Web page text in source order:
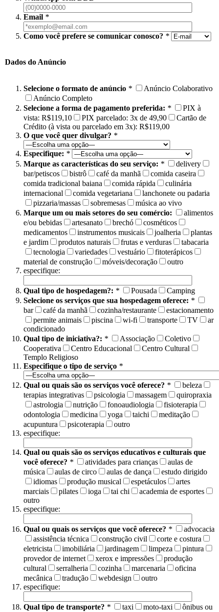
Email *
Como você prefere se comunicar conosco? *
Dados do Anúncio
Selecione o formato de anúncio *
Anúncio Colaborativo
Anúncio Completo
Selecione a forma de pagamento preferida: *
PIX à
vista: R$119,10
PIX parcelado: 3x de 49,90
Cartão de
Crédito (à vista ou parcelado em 3x): R$119,00
O que você quer divulgar? *
Especifique: *
Marque as características do seu serviço: *
delivery
bar/petiscos
bistrô café da manhã
comida caseira
comida tradicional baiana
comida rápida
culinária
internacional
comida vegetariana
lanchonete ou padaria
pizzaria/massas
sobremesas
música ao vivo
Marque um ou mais setores do seu comércio:
alimentos
e/ou bebidas
artesanato brechó
cosméticos
medicamentos
instrumentos musicais joalheria
plantas
e jardim
produtos naturais frutas e verduras
tabacaria
tecnologia
variedades vestuário
fitoterápicos
material de construção
móveis/decoração
outro
especifique:
Qual tipo de hospedagem?: * Pousada
Camping
Selecione os serviços que sua hospedagem oferece: *
bar
café da manhã cozinha/restaurante
estacionamento
permite animais
piscina wi-fi transporte TV
ar
condicionado
Qual tipo de iniciativa?: * Associação
Coletivo
Cooperativa
Centro Educacional
Centro Cultural
Templo Religioso
Especifique o tipo de serviço *
Qual ou quais são os serviços você oferece? *
beleza
terapias integrativas
psicologia massagem
quiropraxia
astrologia
nutrição fonoaudiologia
fisioterapia
odontologia
medicina yoga taichi
meditação
acupuntura
psicoterapia
outro
especifique:
Qual ou quais são os serviços educativos e culturais que
você oferece? * atividades para crianças
aulas de
música
aulas de circo aulas de dança
estudo dirigido
idiomas
produção musical espetáculos
artes
marciais
pilates ioga tai chi
academia de esportes
outro
especifique:
Qual ou quais os serviços que você oferece? *
advocacia
assistência técnica
construção civil
corte e costura
eletricista
imobiliária jardinagem limpeza
pintura
provedor de internet
xerox e impressões
produção
cultural
serralheria cozinha marcenaria
oficina
mecânica
tradução webdesign
outro
especifique:
Qual tipo de transporte? * taxi moto-taxi
ônibus ou